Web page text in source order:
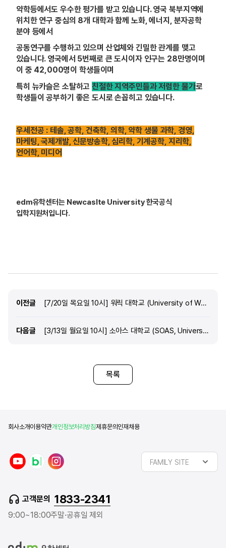
약학등에서도 우수한 평가를 받고 있습니다. 영국 북부지역에
위치한 연구 중심의 8개 대학과 함께 노화, 에너지, 분자공학
분야 등에서
공동연구를 수행하고 있으며 산업체와 긴밀한 관계를 맺고
있습니다. 영국에서 5번째로 큰 도시이자 인구는 28만명이며
이 중 42,000명이 학생들이며
특히 뉴카슬은 소탈하고친절한 지역주민들과 저렴한 물가로
학생들이 공부하기 좋은 도시로 손꼽히고 있습니다.
우세전공 : 테솔, 공학, 건축학, 의학, 약학 생물 과학, 경영,
마케팅, 국제개발, 신문방송학, 심리학, 기계공학, 지리학,
언어학, 미디어
edm유학센터는 Newcaslte University 한국공식
입학지원처입니다.
이전글 이전글
[7/20일 목요일 10시] 워릭 대학교 (University of Warwick) 담당자와 미팅
다음글 다음글
[3/13일 월요일 10시] 소아스 대학교 (SOAS, University of London) 담당자와 미팅
목록
회사소개이용약관개인정보처리방침제휴문의 인재채용
u
n
a
r
l
a
FAMILY SITE
고객문의 1833-2341
9:00~18:00주말·공휴일 제외